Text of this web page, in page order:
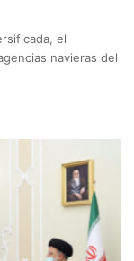
el
navieras del